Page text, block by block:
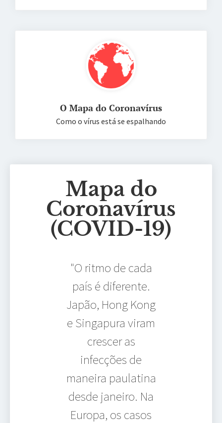
O Mapa do Coronavírus
Como o vírus está se espalhando
Mapa do
Coronavírus
(COVID-19)
"O ritmo de cada
país é diferente.
Japão, Hong Kong
e Singapura viram
crescer as
infecções de
maneira paulatina
desde janeiro. Na
Europa, os casos